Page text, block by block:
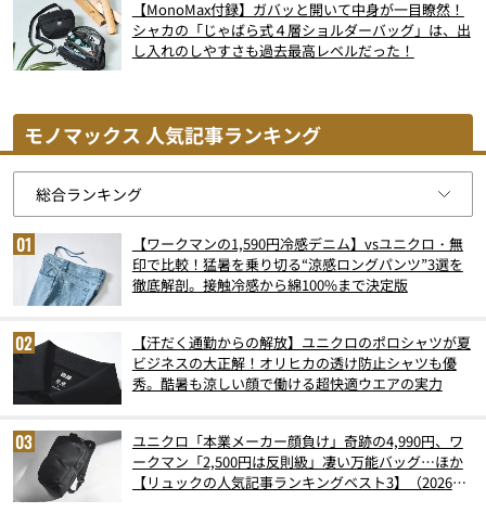
【MonoMax付録】ガバッと開いて中身が一目瞭然！
シャカの「じゃばら式４層ショルダーバッグ」は、出
し入れのしやすさも過去最高レベルだった！
モノマックス 人気記事ランキング
【ワークマンの1,590円冷感デニム】vsユニクロ・無
印で比較！猛暑を乗り切る“涼感ロングパンツ”3選を
徹底解剖。接触冷感から綿100%まで決定版
【汗だく通勤からの解放】ユニクロのポロシャツが夏
ビジネスの大正解！オリヒカの透け防止シャツも優
秀。酷暑も涼しい顔で働ける超快適ウエアの実力
ユニクロ「本業メーカー顔負け」奇跡の4,990円、ワ
ークマン「2,500円は反則級」凄い万能バッグ…ほか
【リュックの人気記事ランキングベスト3】（2026年